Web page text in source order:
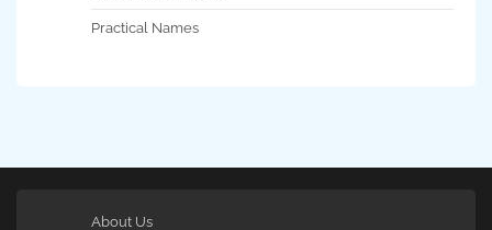
Practical Names
About Us